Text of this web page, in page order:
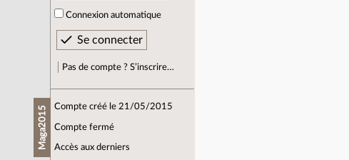
Connexion automatique
Pas de compte ? S’inscrire…
Maga2015 Compte créé le 21/05/2015
Compte fermé
Accès aux derniers